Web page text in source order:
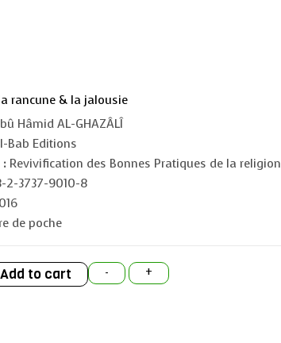
rancune & la jalousie
Hâmid AL-GHAZÂLÎ
Bab Editions
: Revivification des Bonnes Pratiques de la religion
2-3737-9010-8
de poche
- +
Add to cart